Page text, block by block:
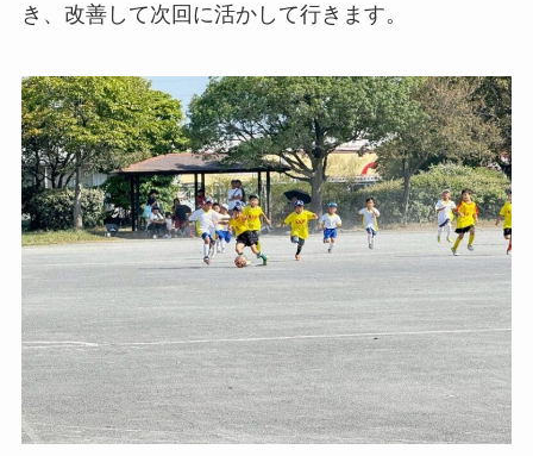
き、改善して次回に活かして行きます。